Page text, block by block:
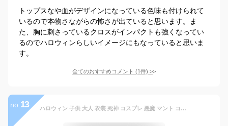
トップスなや血がデザインになっている色味も付けられて
いるので本物さながらの怖さが出ていると思います。ま
た、胸に刺さっているクロスがインパクトも強くなってい
るのでハロウィンらしいイメージにもなっていると思いま
す。
全てのおすすめコメント (1件) >
no. 13 ハロウィン 子供 大人 衣装 死神 コスプレ 悪魔 マント コスチューム 手袋 死神コス マスク 4点セット 鎌 ハロウィン 仮装 小道具 お化け屋敷 かま 骸骨 お面 ホラー 変装 ハロウィンパーティーグッズ 学園祭 文化祭